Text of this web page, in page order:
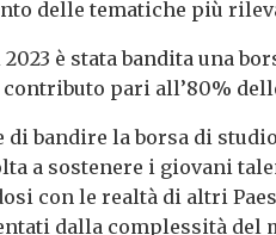
delle tematiche più
è stata bandita una
pari all’80%
di bandire la borsa di
a sostenere i giovani
con le realtà di altri
dalla complessità del